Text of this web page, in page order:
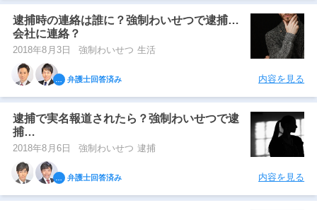
逮捕時の連絡は誰に？強制わいせつで逮捕…
会社に連絡？
2018年8月3日 強制わいせつ 生活
弁護士回答済み 内容を見る
逮捕で実名報道されたら？強制わいせつで逮
捕…
2018年8月6日 強制わいせつ 逮捕
弁護士回答済み 内容を見る